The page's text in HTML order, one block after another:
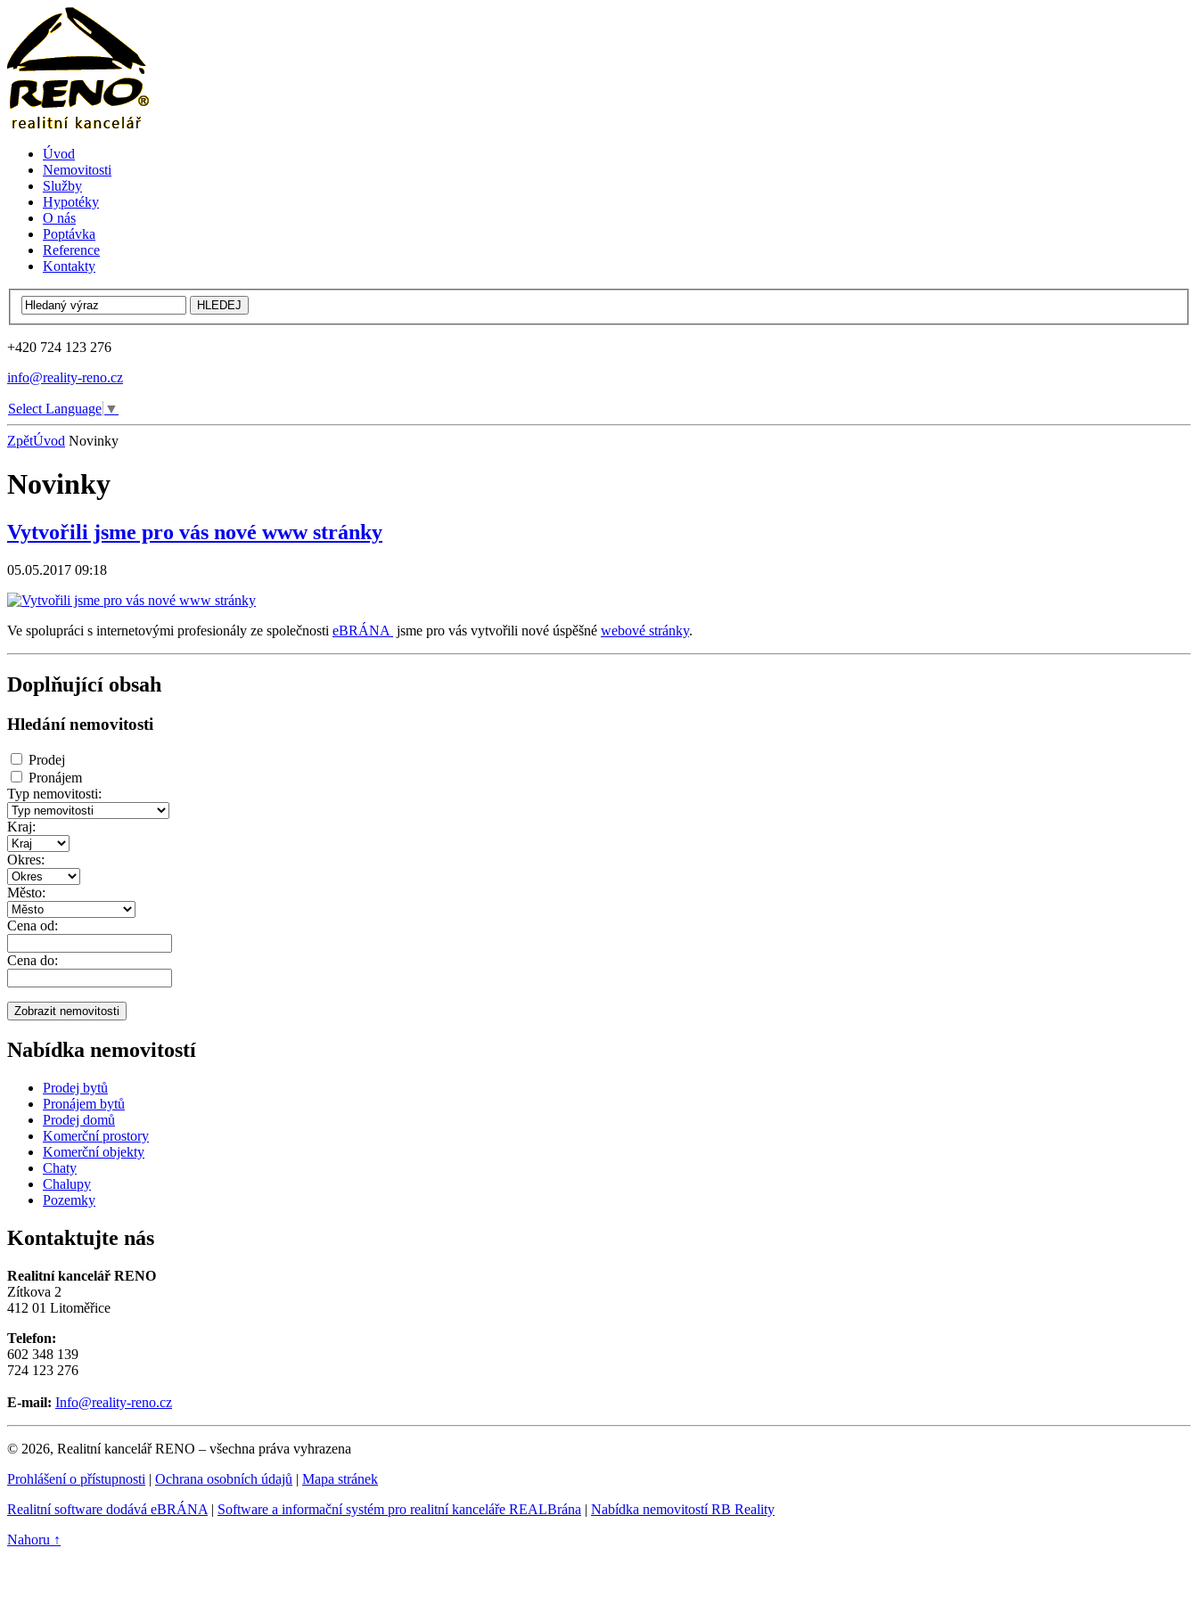
Úvod
Nemovitosti
Služby
Hypotéky
O nás
Poptávka
Reference
Kontakty
+420 724 123 276
info@reality-reno.cz
Select Language ▼
ZpětÚvod Novinky
Novinky
Vytvořili jsme pro vás nové www stránky
05.05.2017 09:18
Ve spolupráci s internetovými profesionály ze společnosti eBRÁNA jsme pro vás vytvořili nové úspěšné webové stránky.
Doplňující obsah
Hledání nemovitosti
Prodej
Pronájem
Typ nemovitosti:
Kraj:
Okres:
Město:
Cena od:
Cena do:
Nabídka nemovitostí
Prodej bytů
Pronájem bytů
Prodej domů
Komerční prostory
Komerční objekty
Chaty
Chalupy
Pozemky
Kontaktujte nás
Realitní kancelář RENO
Zítkova 2
412 01 Litoměřice
Telefon:
602 348 139
724 123 276
E-mail: Info@reality-reno.cz
© 2026, Realitní kancelář RENO – všechna práva vyhrazena
Prohlášení o přístupnosti | Ochrana osobních údajů | Mapa stránek
Realitní software dodává eBRÁNA | Software a informační systém pro realitní kanceláře REALBrána | Nabídka nemovitostí RB Reality
Nahoru ↑